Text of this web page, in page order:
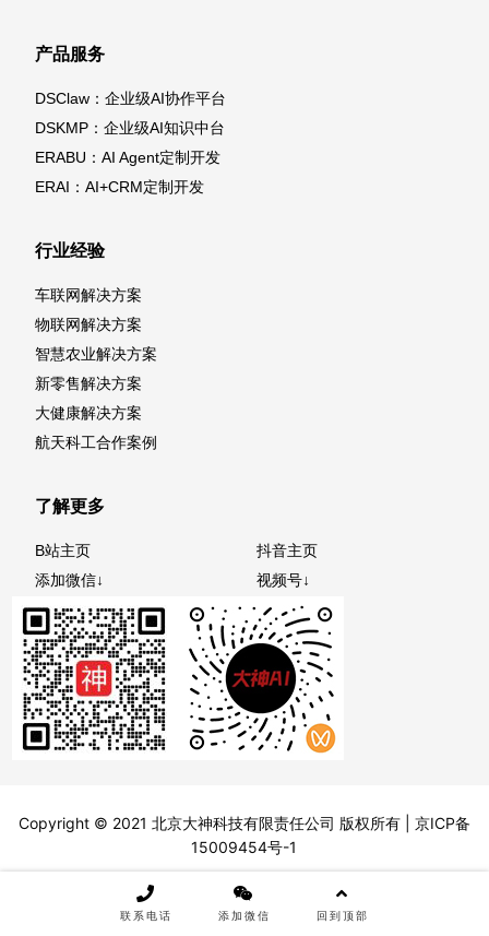
产品服务
DSClaw：企业级AI协作平台
DSKMP：企业级AI知识中台
ERABU：AI Agent定制开发
ERAI：AI+CRM定制开发
行业经验
车联网解决方案
物联网解决方案
智慧农业解决方案
新零售解决方案
大健康解决方案
航天科工合作案例
了解更多
B站主页
抖音主页
添加微信↓
视频号↓
Copyright © 2021 北京大神科技有限责任公司 版权所有 |
京ICP备
15009454号-1
联系电话 添加微信 回到顶部